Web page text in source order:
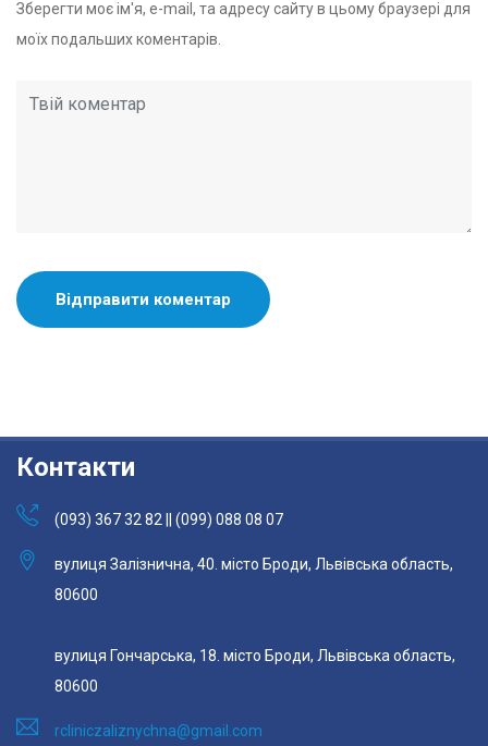
Зберегти моє ім'я, e-mail, та адресу сайту в цьому браузері для
моїх подальших коментарів.
Контакти
(093) 367 32 82 || (099) 088 08 07
вулиця Залізнична, 40. місто Броди, Львівська область,
80600
вулиця Гончарська, 18. місто Броди, Львівська область,
80600
rcliniczaliznychna@gmail.com